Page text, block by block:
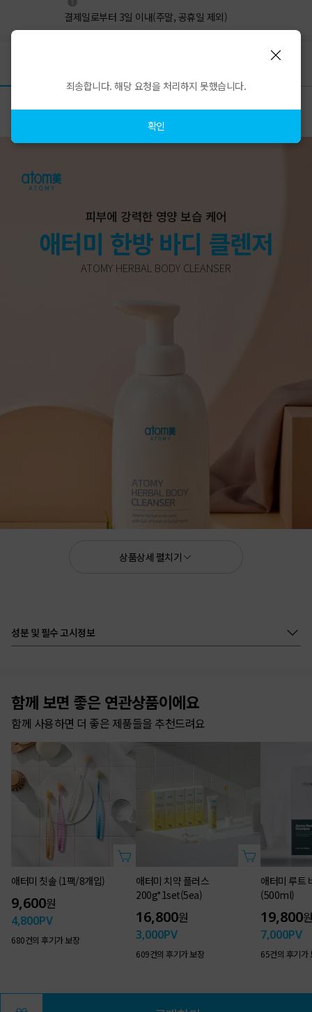
결제일로부터 3일 이내(주말, 공휴일 제외)
반품/교환
상품상세
피부에 강력한 영양 보습 케어
애터미 한방 바디 클렌저
ATOMY HERBAL BODY CLEANSER
한방 바디 클렌저
Atomy Herbal Body Cleanser
깨끗한 세정,
풍부한 보습
상품상세 펼치기
성분 및 필수 고시정보
함께 보면 좋은 연관상품이에요
함께 사용하면 더 좋은 제품들을 추천드려요
애터미 칫솔 (1팩/8개입)
9,600원
4,800PV
680건의 후기가 보장
애터미 치약 플러스
200g*1set(5ea)
16,800원
3,000PV
609건의 후기가 보장
애터미 루트
(500ml)
19,800
7,000PV
65건의 후기가
죄송합니다. 해당 요청을 처리하지 못했습니다.
확인